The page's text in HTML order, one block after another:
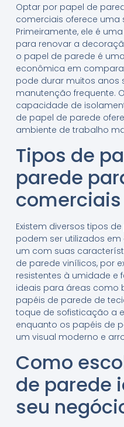
Optar por papel de
comerciais oferece uma
Primeiramente, ele é
para renovar a
o papel de parede é
econômica em
pode durar muitos anos
manutenção frequente.
capacidade de
de papel de parede
ambiente de trabalho
Tipos de
parede
comerciais
Existem diversos tipos
podem ser utilizados
um com suas
de parede vinílicos, por
resistentes à umidade e
ideais para áreas como
papéis de parede de
toque de sofisticação a
enquanto os papéis de
um visual moderno e
Como
de parede
seu